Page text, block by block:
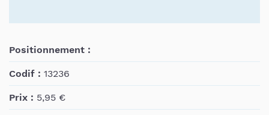
Positionnement :
Codif : 13236
Prix : 5,95 €